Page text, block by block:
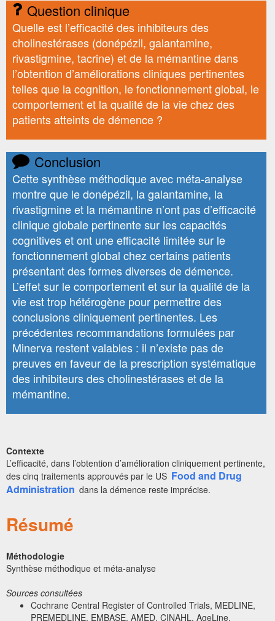
Question clinique
Quelle est l’efficacité des inhibiteurs des
cholinestérases (donépézil, galantamine,
rivastigmine, tacrine) et de la mémantine dans
l’obtention d’améliorations cliniques pertinentes
telles que la cognition, le fonctionnement global, le
comportement et la qualité de la vie chez des
patients atteints de démence ?
Conclusion
Cette synthèse méthodique avec méta-analyse
montre que le donépézil, la galantamine, la
rivastigmine et la mémantine n’ont pas d’efficacité
clinique globale pertinente sur les capacités
cognitives et ont une efficacité limitée sur le
fonctionnement global chez certains patients
présentant des formes diverses de démence.
L’effet sur le comportement et sur la qualité de la
vie est trop hétérogène pour permettre des
conclusions cliniquement pertinentes. Les
précédentes recommandations formulées par
Minerva restent valables : il n’existe pas de
preuves en faveur de la prescription systématique
des inhibiteurs des cholinestérases et de la
mémantine.
Contexte
L’efficacité, dans l’obtention d’amélioration cliniquement pertinente,
des cinq traitements approuvés par le US Food and Drug
Administration dans la démence reste imprécise.
Résumé
Méthodologie
Synthèse méthodique et méta-analyse
Sources consultées
Cochrane Central Register of Controlled Trials, MEDLINE,
PREMEDLINE, EMBASE, AMED, CINAHL, AgeLine,